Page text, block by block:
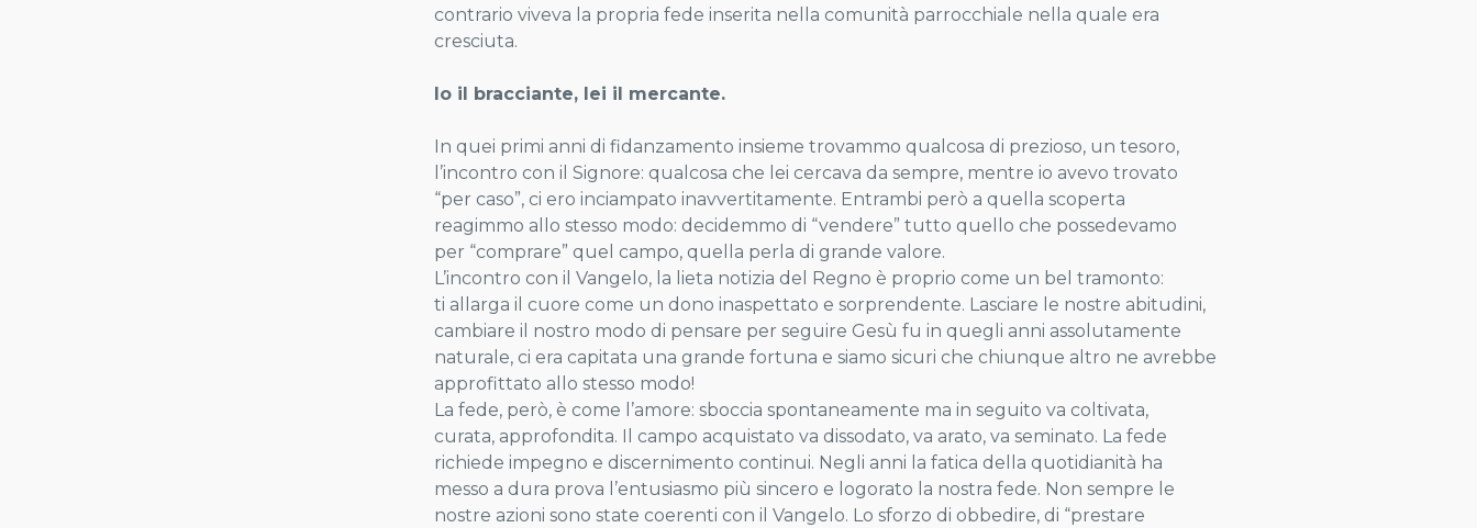
contrario viveva la propria fede inserita nella comunità parrocchiale nella quale era
cresciuta.
Io il bracciante, lei il mercante.
In quei primi anni di fidanzamento insieme trovammo qualcosa di prezioso, un tesoro,
l’incontro con il Signore: qualcosa che lei cercava da sempre, mentre io avevo trovato
“per caso”, ci ero inciampato inavvertitamente. Entrambi però a quella scoperta
reagimmo allo stesso modo: decidemmo di “vendere” tutto quello che possedevamo
per “comprare” quel campo, quella perla di grande valore.
L’incontro con il Vangelo, la lieta notizia del Regno è proprio come un bel tramonto:
ti allarga il cuore come un dono inaspettato e sorprendente. Lasciare le nostre abitudini,
cambiare il nostro modo di pensare per seguire Gesù fu in quegli anni assolutamente
naturale, ci era capitata una grande fortuna e siamo sicuri che chiunque altro ne avrebbe
approfittato allo stesso modo!
La fede, però, è come l’amore: sboccia spontaneamente ma in seguito va coltivata,
curata, approfondita. Il campo acquistato va dissodato, va arato, va seminato. La fede
richiede impegno e discernimento continui. Negli anni la fatica della quotidianità ha
messo a dura prova l’entusiasmo più sincero e logorato la nostra fede. Non sempre le
nostre azioni sono state coerenti con il Vangelo. Lo sforzo di obbedire, di “prestare